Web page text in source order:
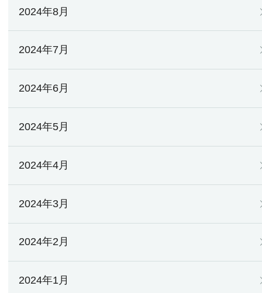
2024年8月
2024年7月
2024年6月
2024年5月
2024年4月
2024年3月
2024年2月
2024年1月